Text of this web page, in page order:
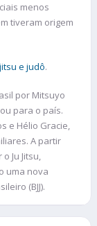
menos
tiveram origem
e judô.
por Mitsuyo
para o país.
e Hélio Gracie,
A partir
Ju Jitsu,
uma nova
(BJJ).